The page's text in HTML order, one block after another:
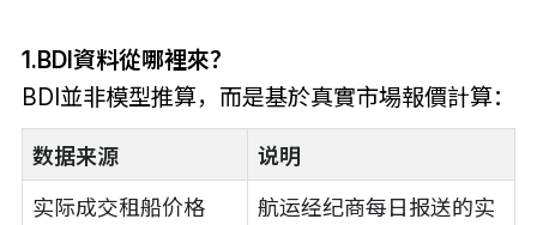
1.BDI資料從哪裡來？
BDI並非模型推算，而是基於真實市場報價計算：
数据来源 说明
实际成交租船价格
航运经纪商每日报送的实